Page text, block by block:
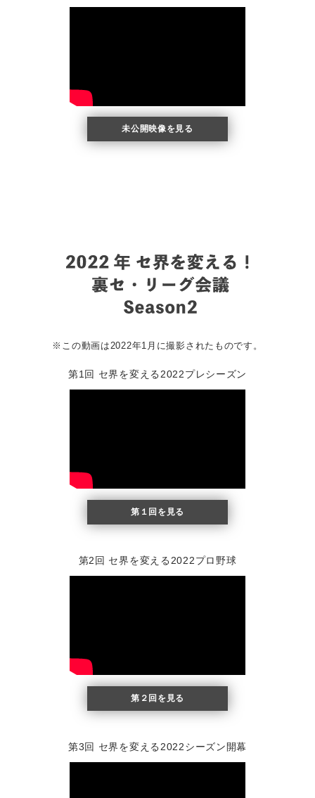
未公開映像を見る
※この動画は2022年1月に撮影されたものです。
第1回 セ界を変える2022プレシーズン
第１回を見る
第2回 セ界を変える2022プロ野球
第２回を見る
第3回 セ界を変える2022シーズン開幕